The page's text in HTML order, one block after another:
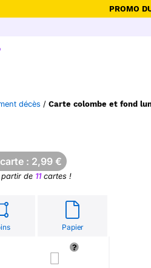
PROMO
décès / Carte colombe et fond
: 2,99 €
de 11cartes !
Papier